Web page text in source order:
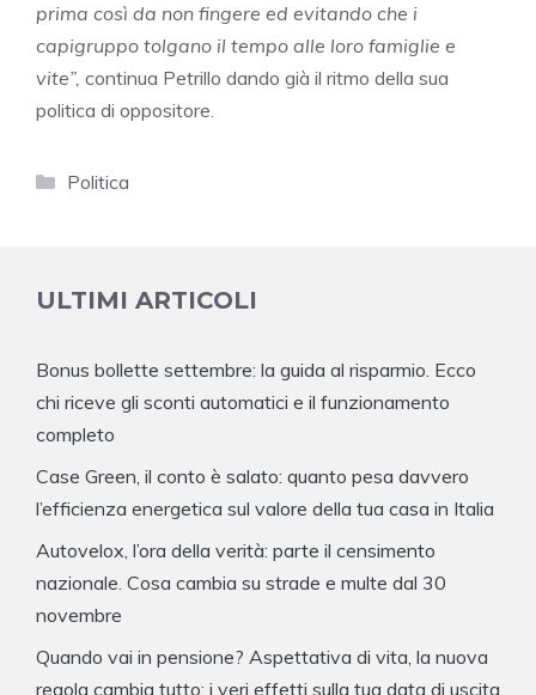
prima così da non fingere ed evitando che i
capigruppo tolgano il tempo alle loro famiglie e
vite”, continua Petrillo dando già il ritmo della sua
politica di oppositore.
Categorie
Politica
ULTIMI ARTICOLI
Bonus bollette settembre: la guida al risparmio. Ecco
chi riceve gli sconti automatici e il funzionamento
completo
Case Green, il conto è salato: quanto pesa davvero
l’efficienza energetica sul valore della tua casa in Italia
Autovelox, l’ora della verità: parte il censimento
nazionale. Cosa cambia su strade e multe dal 30
novembre
Quando vai in pensione? Aspettativa di vita, la nuova
regola cambia tutto: i veri effetti sulla tua data di uscita